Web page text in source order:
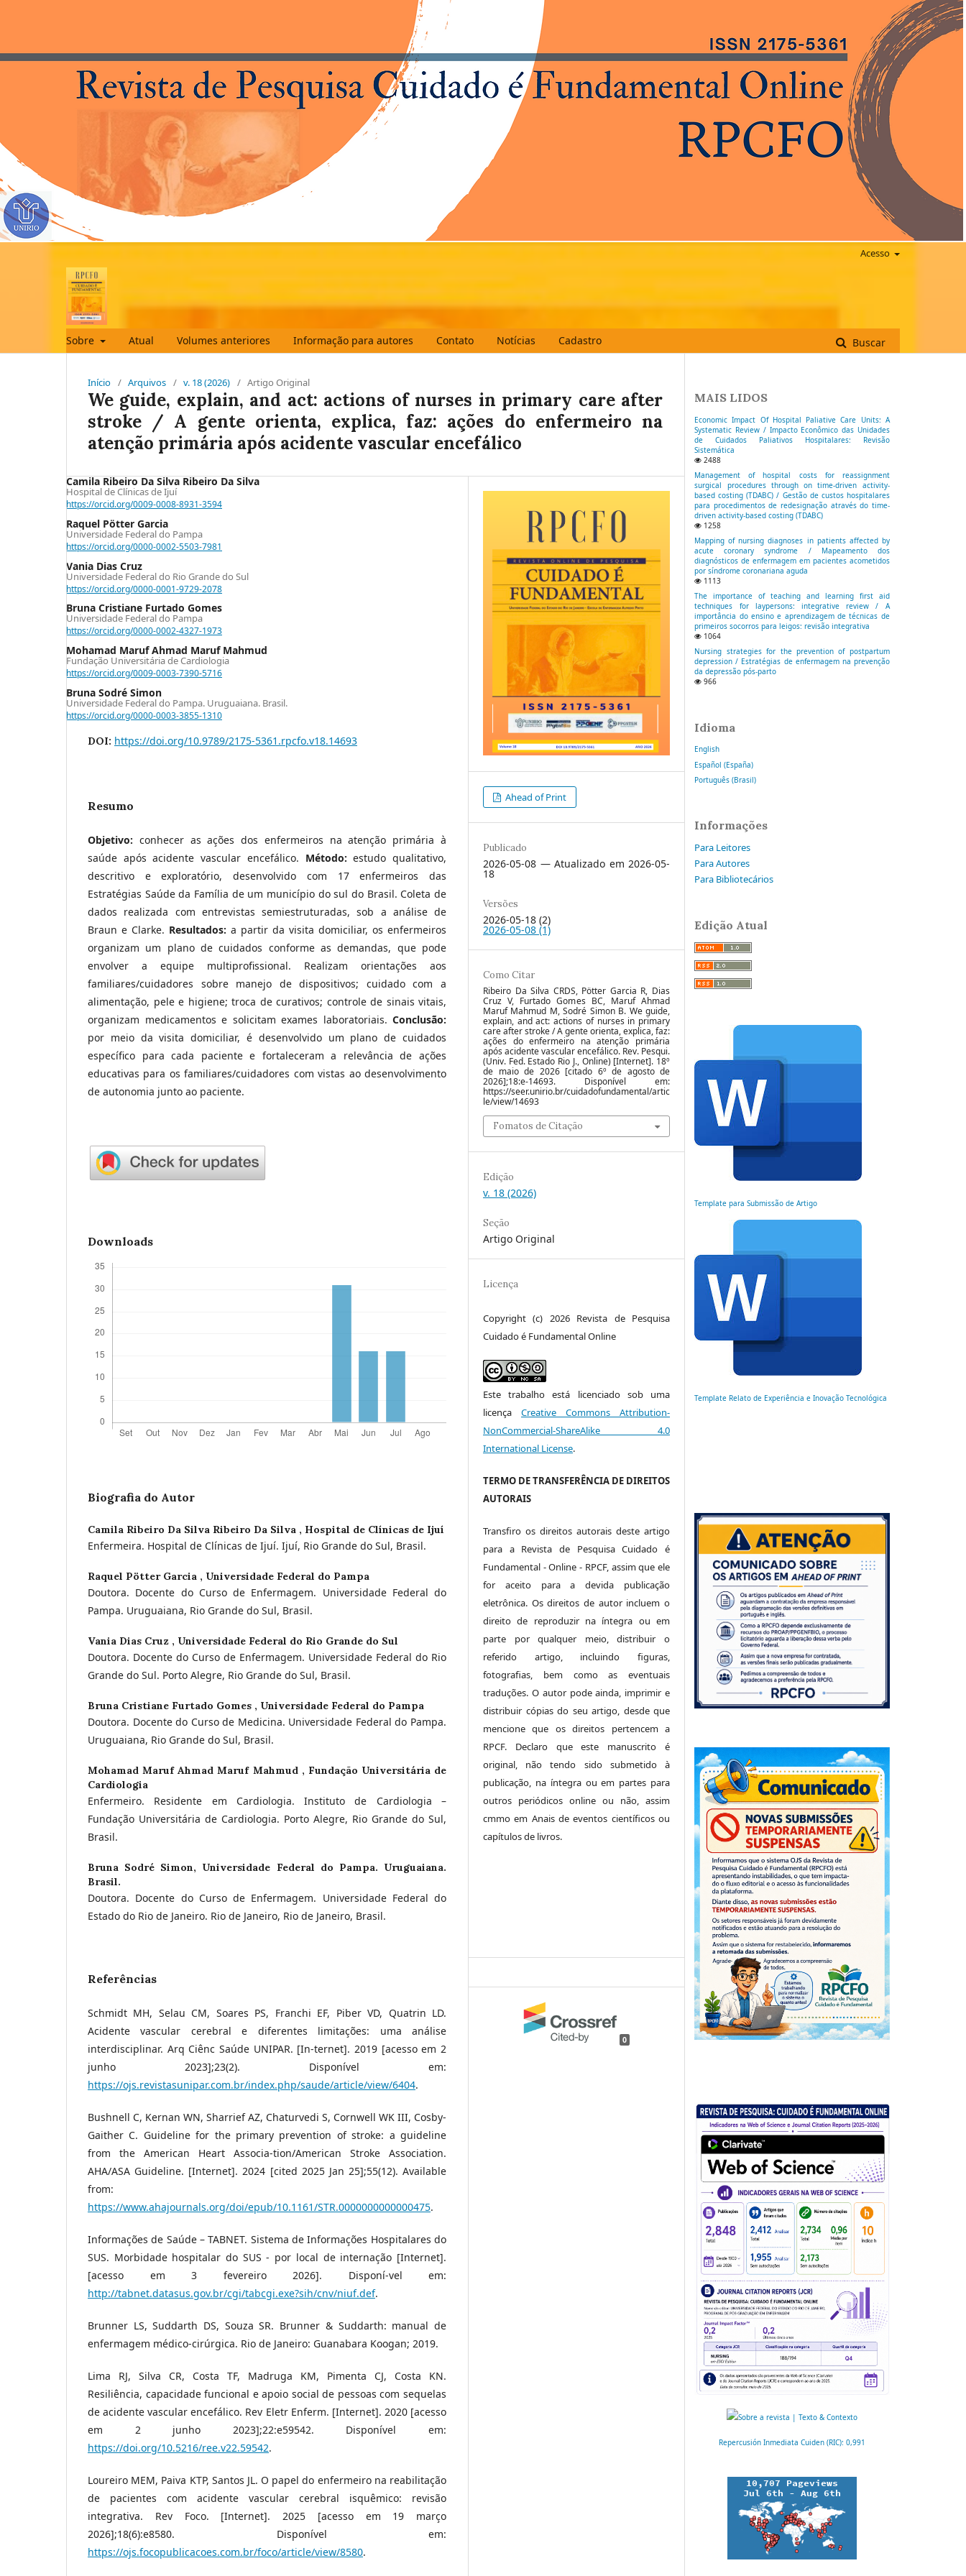
Sobre Atual Volumes anteriores Informação para autores Contato Notícias Cadastro Buscar
Acesso
Início / Arquivos / v. 18 (2026) / Artigo Original
We guide, explain, and act: actions of nurses in primary care after
stroke / A gente orienta, explica, faz: ações do enfermeiro na
atenção primária após acidente vascular encefálico
Camila Ribeiro Da Silva Ribeiro Da Silva
Hospital de Clínicas de Ijuí
https://orcid.org/0009-0008-8931-3594
Raquel Pötter Garcia
Universidade Federal do Pampa
https://orcid.org/0000-0002-5503-7981
Vania Dias Cruz
Universidade Federal do Rio Grande do Sul
https://orcid.org/0000-0001-9729-2078
Bruna Cristiane Furtado Gomes
Universidade Federal do Pampa
https://orcid.org/0000-0002-4327-1973
Mohamad Maruf Ahmad Maruf Mahmud
Fundação Universitária de Cardiologia
https://orcid.org/0009-0003-7390-5716
Bruna Sodré Simon
Universidade Federal do Pampa. Uruguaiana. Brasil.
https://orcid.org/0000-0003-3855-1310
DOI: https://doi.org/10.9789/2175-5361.rpcfo.v18.14693
Resumo
Objetivo: conhecer as ações dos enfermeiros na atenção primária à
saúde após acidente vascular encefálico. Método:estudo qualitativo,
descritivo e exploratório, desenvolvido com 17 enfermeiros das
Estratégias Saúde da Família de um município do sul do Brasil. Coleta de
dados realizada com entrevistas semiestruturadas, sob a análise de
Braun e Clarke. Resultados: a partir da visita domiciliar, os enfermeiros
organizam um plano de cuidados conforme as demandas, que pode
envolver a equipe multiprofissional. Realizam orientações aos
familiares/cuidadores sobre manejo de dispositivos; cuidado com a
alimentação, pele e higiene; troca de curativos; controle de sinais vitais,
organizam medicamentos e solicitam exames laboratoriais. Conclusão:
por meio da visita domiciliar, é desenvolvido um plano de cuidados
específico para cada paciente e fortaleceram a relevância de ações
educativas para os familiares/cuidadores com vistas ao desenvolvimento
de autonomia junto ao paciente.
Downloads
Biografia do Autor
Camila Ribeiro Da Silva Ribeiro Da Silva , Hospital de Clínicas de Ijuí
Enfermeira. Hospital de Clínicas de Ijuí. Ijuí, Rio Grande do Sul, Brasil.
Raquel Pötter Garcia , Universidade Federal do Pampa
Doutora. Docente do Curso de Enfermagem. Universidade Federal do
Pampa. Uruguaiana, Rio Grande do Sul, Brasil.
Vania Dias Cruz , Universidade Federal do Rio Grande do Sul
Doutora. Docente do Curso de Enfermagem. Universidade Federal do Rio
Grande do Sul. Porto Alegre, Rio Grande do Sul, Brasil.
Bruna Cristiane Furtado Gomes , Universidade Federal do Pampa
Doutora. Docente do Curso de Medicina. Universidade Federal do Pampa.
Uruguaiana, Rio Grande do Sul, Brasil.
Mohamad Maruf Ahmad Maruf Mahmud , Fundação Universitária de
Cardiologia
Enfermeiro. Residente em Cardiologia. Instituto de Cardiologia –
Fundação Universitária de Cardiologia. Porto Alegre, Rio Grande do Sul,
Brasil.
Bruna Sodré Simon, Universidade Federal do Pampa. Uruguaiana.
Brasil.
Doutora. Docente do Curso de Enfermagem. Universidade Federal do
Estado do Rio de Janeiro. Rio de Janeiro, Rio de Janeiro, Brasil.
Referências
Schmidt MH, Selau CM, Soares PS, Franchi EF, Piber VD, Quatrin LD.
Acidente vascular cerebral e diferentes limitações: uma análise
interdisciplinar. Arq Ciênc Saúde UNIPAR. [In-ternet]. 2019 [acesso em 2
junho 2023];23(2). Disponível em:
https://ojs.revistasunipar.com.br/index.php/saude/article/view/6404.
Bushnell C, Kernan WN, Sharrief AZ, Chaturvedi S, Cornwell WK III, Cosby-
Gaither C. Guideline for the primary prevention of stroke: a guideline
from the American Heart Associa-tion/American Stroke Association.
AHA/ASA Guideline. [Internet]. 2024 [cited 2025 Jan 25];55(12). Available
from:
https://www.ahajournals.org/doi/epub/10.1161/STR.0000000000000475.
Informações de Saúde – TABNET. Sistema de Informações Hospitalares do
SUS. Morbidade hospitalar do SUS - por local de internação [Internet].
[acesso em 3 fevereiro 2026]. Disponí-vel em:
http://tabnet.datasus.gov.br/cgi/tabcgi.exe?sih/cnv/niuf.def.
Brunner LS, Suddarth DS, Souza SR. Brunner & Suddarth: manual de
enfermagem médico-cirúrgica. Rio de Janeiro: Guanabara Koogan; 2019.
Lima RJ, Silva CR, Costa TF, Madruga KM, Pimenta CJ, Costa KN.
Resiliência, capacidade funcional e apoio social de pessoas com sequelas
de acidente vascular encefálico. Rev Eletr Enferm. [Internet]. 2020 [acesso
em 2 junho 2023];22:e59542. Disponível em:
https://doi.org/10.5216/ree.v22.59542.
Loureiro MEM, Paiva KTP, Santos JL. O papel do enfermeiro na reabilitação
de pacientes com acidente vascular cerebral isquêmico: revisão
integrativa. Rev Foco. [Internet]. 2025 [acesso em 19 março
2026];18(6):e8580. Disponível em:
https://ojs.focopublicacoes.com.br/foco/article/view/8580.
Ahead of Print
Publicado
2026-05-08 — Atualizado em 2026-05-
18
Versões
2026-05-18 (2)
2026-05-08 (1)
Como Citar
Ribeiro Da Silva CRDS, Pötter Garcia R, Dias
Cruz V, Furtado Gomes BC, Maruf Ahmad
Maruf Mahmud M, Sodré Simon B. We guide,
explain, and act: actions of nurses in primary
care after stroke / A gente orienta, explica, faz:
ações do enfermeiro na atenção primária
após acidente vascular encefálico. Rev. Pesqui.
(Univ. Fed. Estado Rio J., Online) [Internet]. 18º
de maio de 2026 [citado 6º de agosto de
2026];18:e-14693. Disponível em:
https://seer.unirio.br/cuidadofundamental/artic
le/view/14693
Fomatos de Citação
Edição
v. 18 (2026)
Seção
Artigo Original
Licença
Copyright (c) 2026 Revista de Pesquisa
Cuidado é Fundamental Online
Este trabalho está licenciado sob uma
licença Creative Commons Attribution-
NonCommercial-ShareAlike 4.0
International License.
TERMO DE TRANSFERÊNCIA DE DIREITOS
AUTORAIS
Transfiro os direitos autorais deste artigo
para a Revista de Pesquisa Cuidado é
Fundamental - Online - RPCF, assim que ele
for aceito para a devida publicação
eletrônica. Os direitos de autor incluem o
direito de reproduzir na íntegra ou em
parte por qualquer meio, distribuir o
referido artigo, incluindo figuras,
fotografias, bem como as eventuais
traduções. O autor pode ainda, imprimir e
distribuir cópias do seu artigo, desde que
mencione que os direitos pertencem a
RPCF. Declaro que este manuscrito é
original, não tendo sido submetido à
publicação, na íntegra ou em partes para
outros periódicos online ou não, assim
cmmo em Anais de eventos científicos ou
capítulos de livros.
0
MAIS LIDOS
Economic Impact Of Hospital Paliative Care Units: A
Systematic Review / Impacto Econômico das Unidades
de Cuidados Paliativos Hospitalares: Revisão
Sistemática
2488
Management of hospital costs for reassignment
surgical procedures through on time-driven activity-
based costing (TDABC) / Gestão de custos hospitalares
para procedimentos de redesignação através do time-
driven activity-based costing (TDABC)
1258
Mapping of nursing diagnoses in patients affected by
acute coronary syndrome / Mapeamento dos
diagnósticos de enfermagem em pacientes acometidos
por síndrome coronariana aguda
1113
The importance of teaching and learning first aid
techniques for laypersons: integrative review / A
importância do ensino e aprendizagem de técnicas de
primeiros socorros para leigos: revisão integrativa
1064
Nursing strategies for the prevention of postpartum
depression / Estratégias de enfermagem na prevenção
da depressão pós-parto
966
Idioma
English
Español (España)
Português (Brasil)
Informações
Para Leitores
Para Autores
Para Bibliotecários
Edição Atual
Template para Submissão de Artigo
Template Relato de Experiência e Inovação Tecnológica
Repercusión Inmediata Cuiden (RIC): 0,991